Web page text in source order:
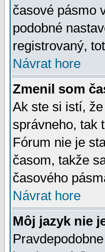
časové pásmo
podobné
registrovaný,
Návrat hore
Zmenil som
Ak ste si istí,
správneho, tak
Fórum nie je
časom, takže
časového
Návrat hore
Môj jazyk nie